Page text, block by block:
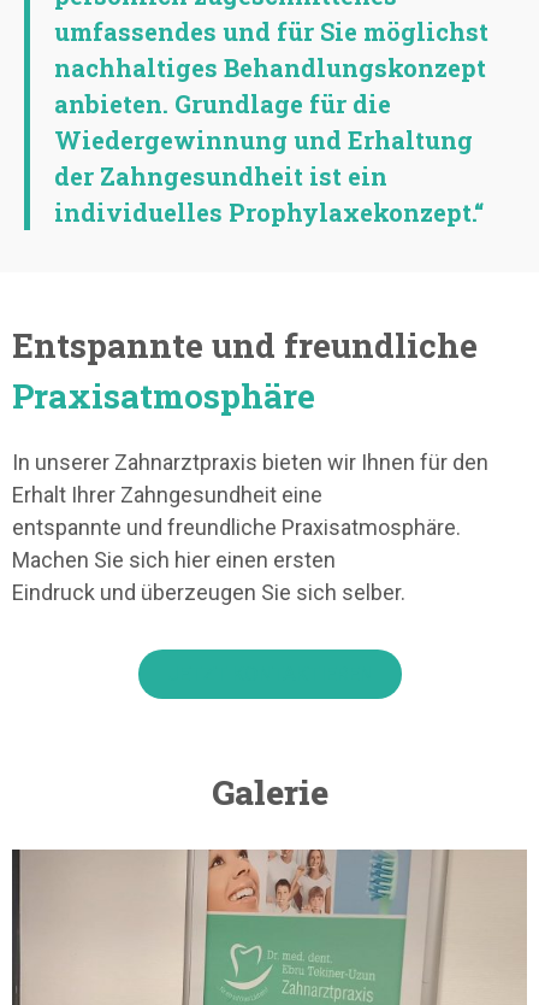
umfassendes und für Sie möglichst
nachhaltiges Behandlungskonzept
anbieten. Grundlage für die
Wiedergewinnung und Erhaltung
der Zahngesundheit ist ein
individuelles Prophylaxekonzept.“
Entspannte und freundliche
Praxisatmosphäre
In unserer Zahnarztpraxis bieten wir Ihnen für den
Erhalt Ihrer Zahngesundheit eine
entspannte und freundliche Praxisatmosphäre.
Machen Sie sich hier einen ersten
Eindruck und überzeugen Sie sich selber.
Galerie